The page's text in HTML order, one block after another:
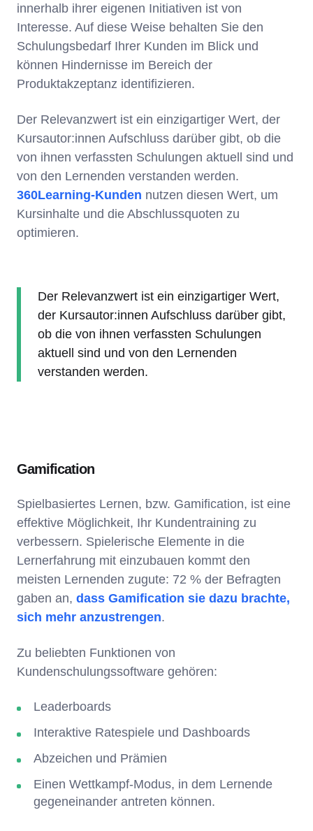
innerhalb ihrer eigenen Initiativen ist von
Interesse. Auf diese Weise behalten Sie den
Schulungsbedarf Ihrer Kunden im Blick und
können Hindernisse im Bereich der
Produktakzeptanz identifizieren.
Der Relevanzwert ist ein einzigartiger Wert, der
Kursautor:innen Aufschluss darüber gibt, ob die
von ihnen verfassten Schulungen aktuell sind und
von den Lernenden verstanden werden.
360Learning-Kunden nutzen diesen Wert, um
Kursinhalte und die Abschlussquoten zu
optimieren.
Der Relevanzwert ist ein einzigartiger Wert,
der Kursautor:innen Aufschluss darüber gibt,
ob die von ihnen verfassten Schulungen
aktuell sind und von den Lernenden
verstanden werden.
Gamification
Spielbasiertes Lernen, bzw. Gamification, ist eine
effektive Möglichkeit, Ihr Kundentraining zu
verbessern. Spielerische Elemente in die
Lernerfahrung mit einzubauen kommt den
meisten Lernenden zugute: 72 % der Befragten
gaben an, dass Gamification sie dazu brachte,
sich mehr anzustrengen.
Zu beliebten Funktionen von
Kundenschulungssoftware gehören:
Leaderboards
Interaktive Ratespiele und Dashboards
Abzeichen und Prämien
Einen Wettkampf-Modus, in dem Lernende
gegeneinander antreten können.